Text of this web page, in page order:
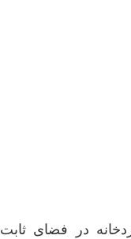
در فضای ثابت